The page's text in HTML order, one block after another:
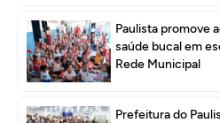
Paulista promove
saúde bucal em
Rede Municipal
Prefeitura do